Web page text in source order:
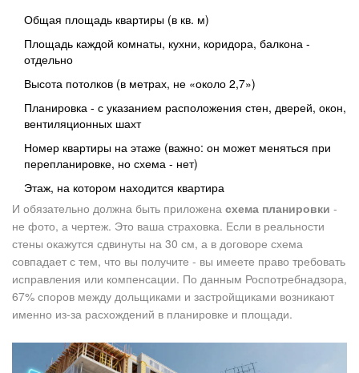
Общая площадь квартиры (в кв. м)
Площадь каждой комнаты, кухни, коридора, балкона -
отдельно
Высота потолков (в метрах, не «около 2,7»)
Планировка - с указанием расположения стен, дверей, окон,
вентиляционных шахт
Номер квартиры на этаже (важно: он может меняться при
перепланировке, но схема - нет)
Этаж, на котором находится квартира
И обязательно должна быть приложена схема планировки -
не фото, а чертеж. Это ваша страховка. Если в реальности
стены окажутся сдвинуты на 30 см, а в договоре схема
совпадает с тем, что вы получите - вы имеете право требовать
исправления или компенсации. По данным Роспотребнадзора,
67% споров между дольщиками и застройщиками возникают
именно из-за расхождений в планировке и площади.